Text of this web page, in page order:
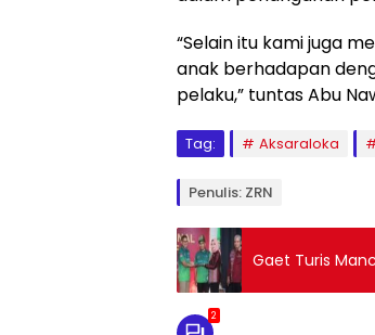
“Selain itu kami juga
anak berhadapan
pelaku,” tuntas Abu
Tag: Aksaraloka
Penulis: ZRN
Gaet Turis
2